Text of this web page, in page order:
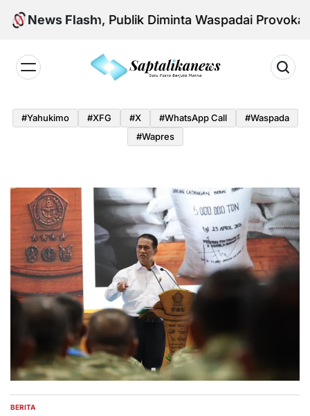
Skip
News Flash
Aman, Publik Diminta Waspadai Provokasi
#yahukimo #XFG #x #WhatsApp Call
#waspada
#Wapres
POSTED
BERITA